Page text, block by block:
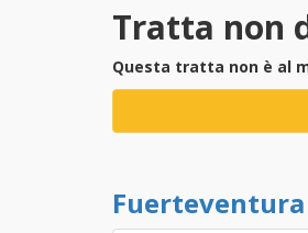
Tratta non
Questa tratta non è al